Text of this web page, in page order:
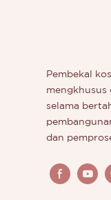
Pembekal
mengkhusus
selama
dan